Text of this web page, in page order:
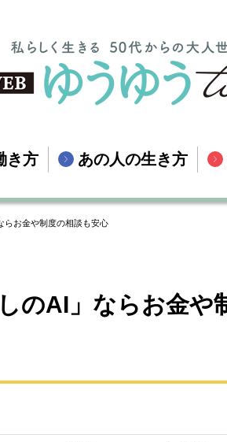
き方 あの人の生き方
らお金や制度の相談も安心
のAI」ならお金や